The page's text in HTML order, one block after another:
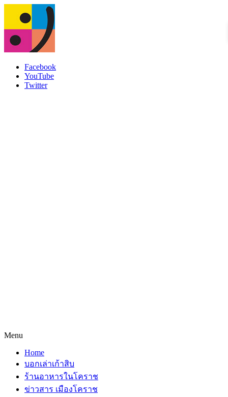
Facebook
YouTube
Twitter
Menu
Home
บอกเล่าเก้าสิบ
ร้านอาหารในโคราช
ข่าวสาร เมืองโคราช